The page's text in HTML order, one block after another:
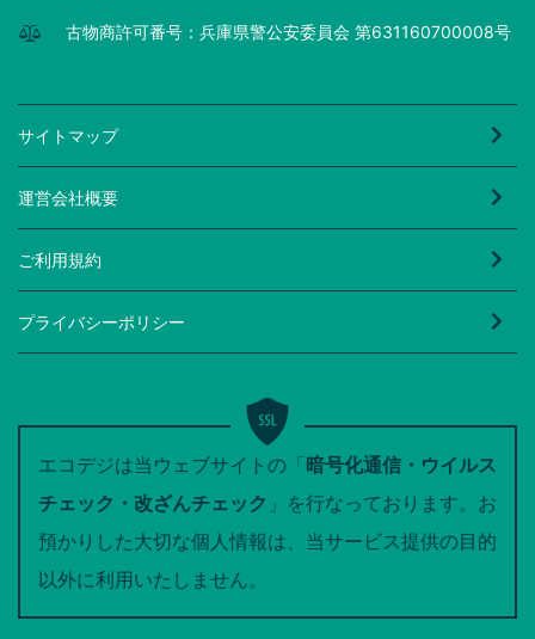
古物商許可番号：兵庫県警公安委員会 第631160700008号
サイトマップ
運営会社概要
ご利用規約
プライバシーポリシー
エコデジは当ウェブサイトの「暗号化通信・ウイルス
チェック・改ざんチェック 」を行なっております。お
預かりした大切な個人情報は、当サービス提供の目的
以外に利用いたしません。